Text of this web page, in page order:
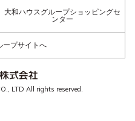
大和ハウスグループショッピングセ
ンター
ープサイトへ
LTD All rights reserved.